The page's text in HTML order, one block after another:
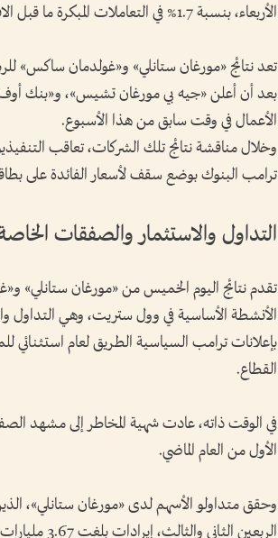
الأربعاء، بنسبة 1.7% في التعاملات المبكرة ما قبل الافتتاح عند الساعة 7:30 صباحاً اليوم الخميس.
تعد نتائج «مورغان ستانلي» و«غولدمان ساكس» للربع
بعد أن أعلن «جيه بي مورغان تشيس»، و«بنك أوف
الأعمال في وقت سابق من هذا الأسبوع.
وخلال مناقشة نتائج تلك الشركات، تعاقب
ترامب البنوك بوضع سقف لأسعار الفائدة على بطاقات
التداول والاستثمار والصفقات
تقدم نتائج اليوم الخميس من «مورغان
الأنشطة الأساسية في وول ستريت، وهي التداول
بإعلانات ترامب السياسية الطريق لعام
القطاع.
في الوقت ذاته، عادت شهية المخاطر إلى مشهد
الأول من العام الماضي.
وحقق متداولو الأسهم لدى «مورغان ستانلي»،
الربعين